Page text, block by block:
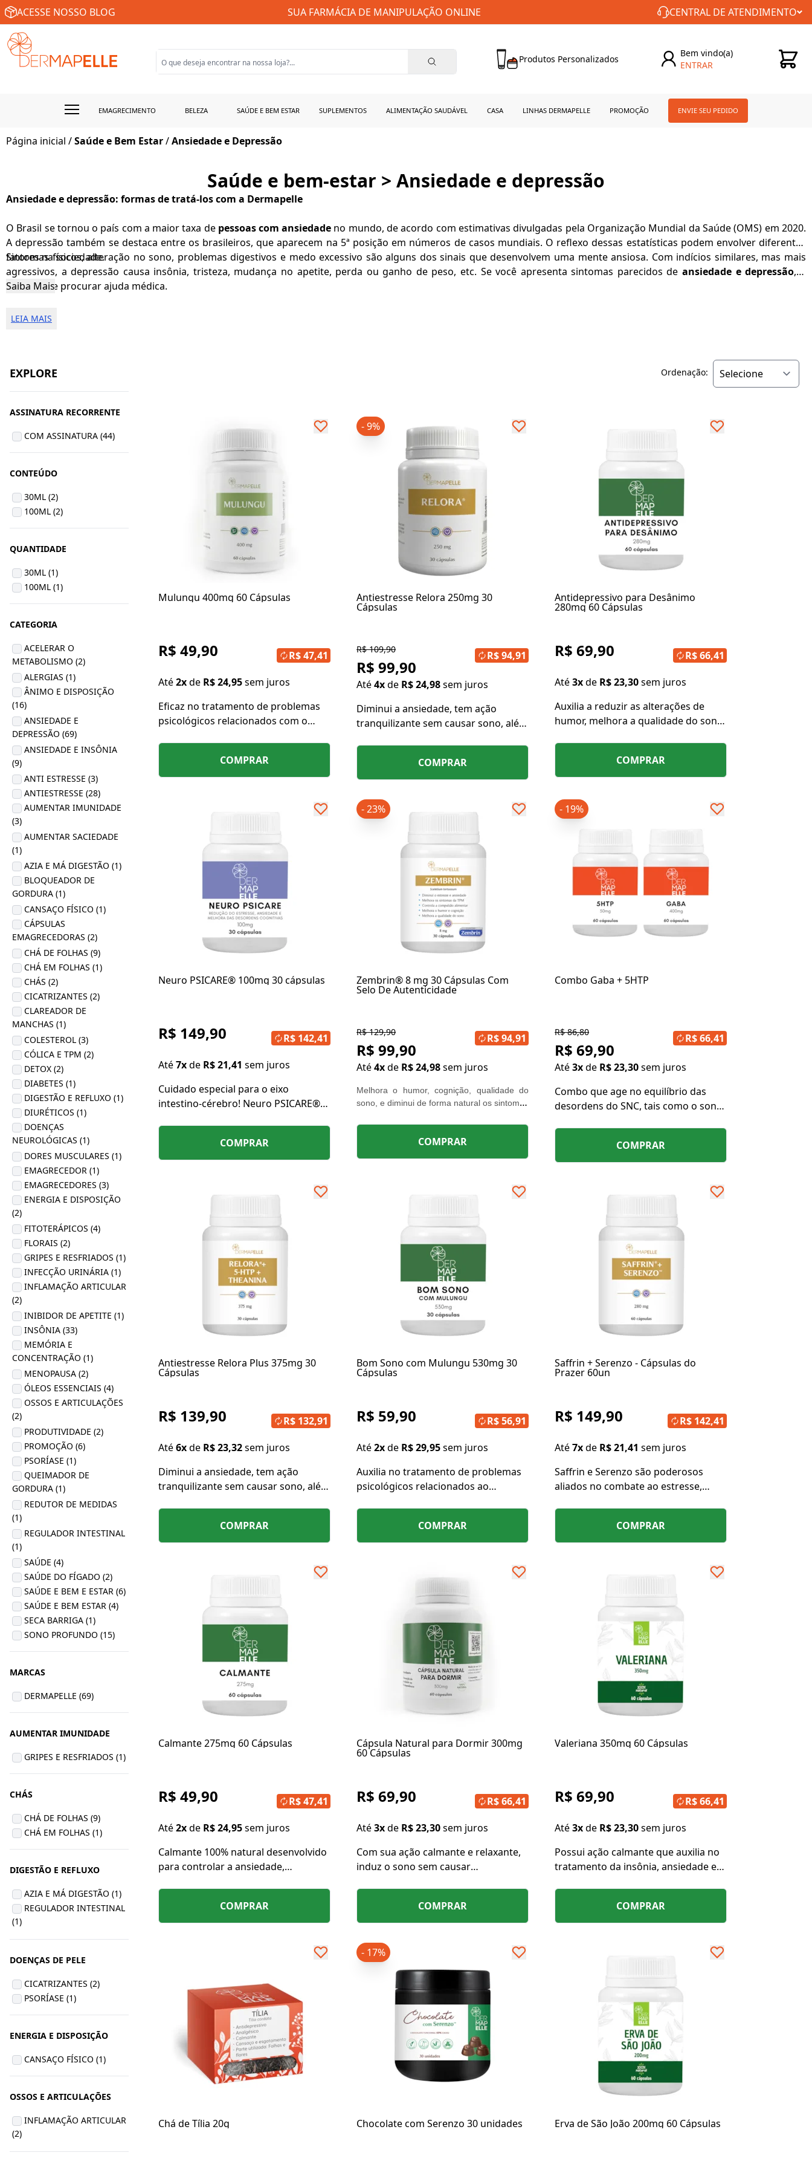
ACESSE NOSSO BLOG SUA FARMÁCIA DE MANIPULAÇÃO ONLINE FRETE GRÁTIS PARA TODO BRASIL!
CENTRAL DE ATENDIMENTO
Produtos Personalizados
Bem vindo(a)
ENTRAR
EMAGRECIMENTO BELEZA SAÚDE E BEM ESTAR SUPLEMENTOS ALIMENTAÇÃO SAUDÁVEL CASA LINHAS DERMAPELLE PROMOÇÃO ENVIE SEU PEDIDO
Página inicial /Saúde e Bem Estar/Ansiedade e Depressão
Saúde e bem-estar > Ansiedade e depressão
Ansiedade e depressão: formas de tratá-los com a Dermapelle
O Brasil se tornou o país com a maior taxa de pessoas com ansiedade no mundo, de acordo com estimativas divulgadas pela Organização Mundial da Saúde (OMS) em 2020.
A depressão também se destaca entre os brasileiros, que aparecem na 5ª posição em números de casos mundiais. O reflexo dessas estatísticas podem envolver diferentes
fatores na sociedade.
Sintomas físicos, alteração no sono, problemas digestivos e medo excessivo são alguns dos sinais que desenvolvem uma mente ansiosa. Com indícios similares, mas mais
agressivos, a depressão causa insônia, tristeza, mudança no apetite, perda ou ganho de peso, etc. Se você apresenta sintomas parecidos de ansiedade e depressão, é
importante procurar ajuda médica.
Saiba Mais
LEIA MAIS
EXPLORE
ASSINATURA RECORRENTE
COM ASSINATURA (44)
CONTEÚDO
30ML (2)
100ML (2)
QUANTIDADE
30ML (1)
100ML (1)
CATEGORIA
ACELERAR O
METABOLISMO (2)
ALERGIAS (1)
ÂNIMO E DISPOSIÇÃO
(16)
ANSIEDADE E
DEPRESSÃO (69)
ANSIEDADE E INSÔNIA
(9)
ANTI ESTRESSE (3)
ANTIESTRESSE (28)
AUMENTAR IMUNIDADE
(3)
AUMENTAR SACIEDADE
(1)
AZIA E MÁ DIGESTÃO (1)
BLOQUEADOR DE
GORDURA (1)
CANSAÇO FÍSICO (1)
CÁPSULAS
EMAGRECEDORAS (2)
CHÁ DE FOLHAS (9)
CHÁ EM FOLHAS (1)
CHÁS (2)
CICATRIZANTES (2)
CLAREADOR DE
MANCHAS (1)
COLESTEROL (3)
CÓLICA E TPM (2)
DETOX (2)
DIABETES (1)
DIGESTÃO E REFLUXO (1)
DIURÉTICOS (1)
DOENÇAS
NEUROLÓGICAS (1)
DORES MUSCULARES (1)
EMAGRECEDOR (1)
EMAGRECEDORES (3)
ENERGIA E DISPOSIÇÃO
(2)
FITOTERÁPICOS (4)
FLORAIS (2)
GRIPES E RESFRIADOS (1)
INFECÇÃO URINÁRIA (1)
INFLAMAÇÃO ARTICULAR
(2)
INIBIDOR DE APETITE (1)
INSÔNIA (33)
MEMÓRIA E
CONCENTRAÇÃO (1)
MENOPAUSA (2)
ÓLEOS ESSENCIAIS (4)
OSSOS E ARTICULAÇÕES
(2)
PRODUTIVIDADE (2)
PROMOÇÃO (6)
PSORÍASE (1)
QUEIMADOR DE
GORDURA (1)
REDUTOR DE MEDIDAS
(1)
REGULADOR INTESTINAL
(1)
SAÚDE (4)
SAÚDE DO FÍGADO (2)
SAÚDE E BEM E ESTAR (6)
SAÚDE E BEM ESTAR (4)
SECA BARRIGA (1)
SONO PROFUNDO (15)
MARCAS
DERMAPELLE (69)
AUMENTAR IMUNIDADE
GRIPES E RESFRIADOS (1)
CHÁS
CHÁ DE FOLHAS (9)
CHÁ EM FOLHAS (1)
DIGESTÃO E REFLUXO
AZIA E MÁ DIGESTÃO (1)
REGULADOR INTESTINAL
(1)
DOENÇAS DE PELE
CICATRIZANTES (2)
PSORÍASE (1)
ENERGIA E DISPOSIÇÃO
CANSAÇO FÍSICO (1)
OSSOS E ARTICULAÇÕES
INFLAMAÇÃO ARTICULAR
(2)
Ordenação:
Mulungu 400mg 60 Cápsulas
R$ 49,90
Até2xde R$ 24,95sem juros
R$ 47,41
Eficaz no tratamento de problemas
psicológicos relacionados com o
insônia, neurose, ansiedade, agitaçã,
depressão, ataque de pânico,
compulsões, entre outros
COMPRAR
Antiestresse Relora 250mg 30
Cápsulas
- 9%
R$ 109,90
R$ 99,90
Até4xde R$ 24,98sem juros
R$ 94,91
Diminui a ansiedade, tem ação
tranquilizante sem causar sono, além
compulsão alimentar relacionada ao
COMPRAR
Antidepressivo para Desânimo
280mg 60 Cápsulas
R$ 69,90
Até3xde R$ 23,30sem juros
R$ 66,41
Auxilia a reduzir as alterações de
humor, melhora a qualidade do sono
ansiedade.
COMPRAR
Neuro PSICARE® 100mg 30 cápsulas
R$ 149,90
Até7xde R$ 21,41sem juros
R$ 142,41
Cuidado especial para o eixo
intestino-cérebro! Neuro PSICARE®
humor, além de reduzir os sintomas
da depressão. Viva bem consigo
mesma e com o mundo!
COMPRAR
Zembrin® 8 mg 30 Cápsulas Com
Selo De Autenticidade
- 23%
R$ 129,90
R$ 99,90
Até4xde R$ 24,98sem juros
R$ 94,91
Melhora o humor, cognição, qualidade do
sono, e diminui de forma natural os sintomas
menopausa.
COMPRAR
Combo Gaba + 5HTP
- 19%
R$ 86,80
R$ 69,90
Até3xde R$ 23,30sem juros
R$ 66,41
Combo que age no equilíbrio das
desordens do SNC, tais como o sono,
da temperatura e humor.
COMPRAR
Antiestresse Relora Plus 375mg 30
Cápsulas
R$ 139,90
Até6xde R$ 23,32sem juros
R$ 132,91
Diminui a ansiedade, tem ação
tranquilizante sem causar sono, além
compulsão alimentar relacionada ao
COMPRAR
Bom Sono com Mulungu 530mg 30
Cápsulas
R$ 59,90
Até2xde R$ 29,95sem juros
R$ 56,91
Auxilia no tratamento de problemas
psicológicos relacionados ao
agitação e ataques de pânico.
COMPRAR
Saffrin + Serenzo - Cápsulas do
Prazer 60un
R$ 149,90
Até7xde R$ 21,41sem juros
R$ 142,41
Saffrin e Serenzo são poderosos
aliados no combate ao estresse,
irritabilidade e contribui para a
normalização do nível do cortisol.
COMPRAR
Calmante 275mg 60 Cápsulas
R$ 49,90
Até2xde R$ 24,95sem juros
R$ 47,41
Calmante 100% natural desenvolvido
para controlar a ansiedade,
compostos combatem a ansiedade,
agitação e insônia.COMPRAR
Cápsula Natural para Dormir 300mg
60 Cápsulas
R$ 69,90
Até3xde R$ 23,30sem juros
R$ 66,41
Com sua ação calmante e relaxante,
induz o sono sem causar
COMPRAR
Valeriana 350mg 60 Cápsulas
R$ 69,90
Até3xde R$ 23,30sem juros
R$ 66,41
Possui ação calmante que auxilia no
tratamento da insônia, ansiedade e
COMPRAR
Chá de Tília 20g Chocolate com Serenzo 30 unidades
- 17%
Erva de São João 200mg 60 Cápsulas